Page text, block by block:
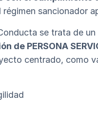
sancionador
se trata de un
de PERSONA
centrado, como